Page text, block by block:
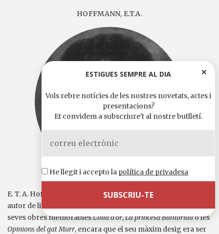
HOFFMANN, E.T.A.
E. T. A. Hoffmann (1776-1822) és conegut sobretot com a
autor de literatura fantàstica i cal remarcar entre les
seves obres memorablesL’olla d’or,La princesa Bambrillao les
Opinions del gat Murr, encara que el seu màxim desig era ser
ESTIGUES SEMPRE AL DIA
Vols rebre notícies de les nostres novetats, actes i
presentacions?
Et convidem a subscriure't al nostre butlletí.
He llegit i accepto la política de privadesa